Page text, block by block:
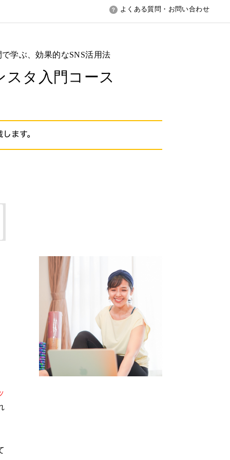
よくある質問・お問い合わせ
学ぶ、効果的なSNS活用法
タ入門コース